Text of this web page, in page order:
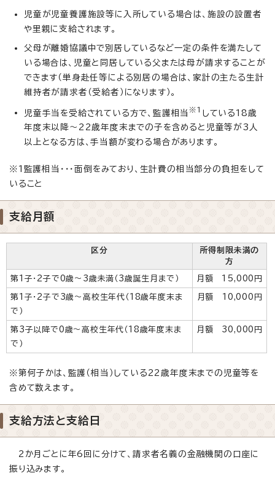
児童が児童養護施設等に入所している場合は、施設の設置者
や里親に支給されます。
父母が離婚協議中で別居しているなど一定の条件を満たして
いる場合は、児童と同居している父または母が請求することが
できます（単身赴任等による別居の場合は、家計の主たる生計
維持者が請求者（受給者）になります）。
児童手当を受給されている方で、監護相当 ※1
している18歳
年度末以降～22歳年度末までの子を含めると児童等が3人
以上となる方は、手当額が変わる場合があります。
※1監護相当・・・面倒をみており、生計費の相当部分の負担をして
いること
支給月額
区分
所得制限未満の
方
第1子・2子で0歳～3歳未満（3歳誕生月まで） 月額 15,000円
第1子・2子で3歳～高校生年代（18歳年度末ま
で）
月額 10,000円
第3子以降で0歳～高校生年代（18歳年度末ま
で）
月額 30,000円
※第何子かは、監護（相当）している22歳年度末までの児童等を
含めて数えます。
支給方法と支給日
2か月ごとに年6回に分けて、請求者名義の金融機関の口座に
振り込みます。